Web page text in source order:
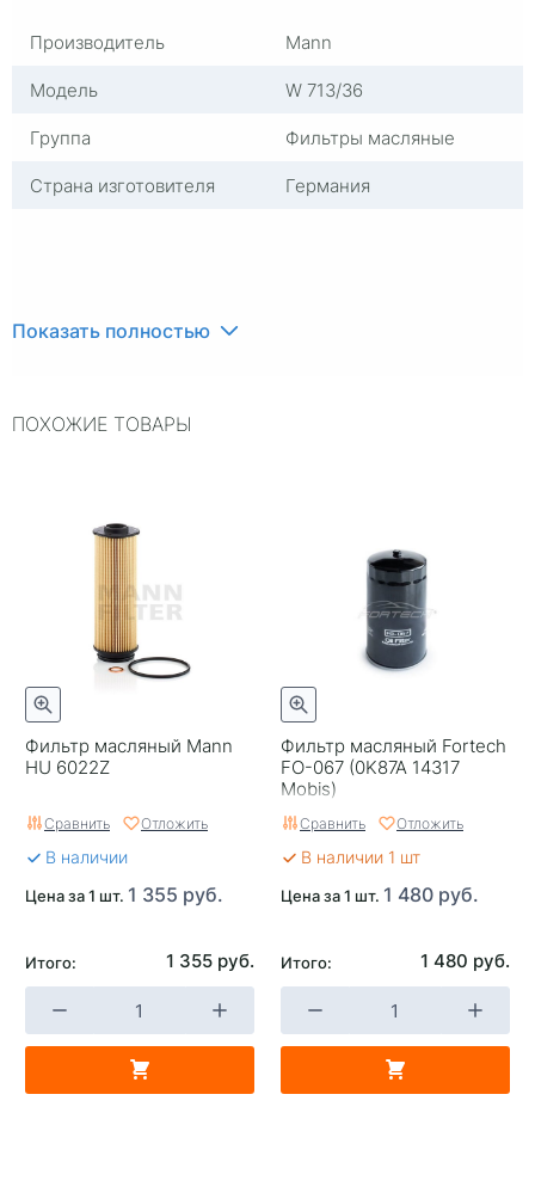
Производитель
Mann
Модель
W 713/36
Группа
Фильтры масляные
Страна изготовителя
Германия
Показать полностью
ПОХОЖИЕ ТОВАРЫ
Фильтр масляный Mann
HU 6022Z
Сравнить Отложить
В наличии
Цена за 1 шт. 1 355 руб.
Итого: 1 355 руб.
Фильтр масляный Fortech
FO-067 (0K87A 14317
Mobis)
Сравнить Отложить
В наличии 1 шт
Цена за 1 шт. 1 480 руб.
Итого: 1 480 руб.